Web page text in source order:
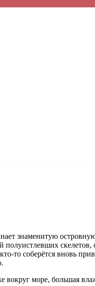
знаменитую
полуистлевших
то соберётся вновь
вокруг море, большая